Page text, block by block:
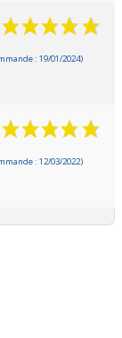
: 19/01/2024)
: 12/03/2022)